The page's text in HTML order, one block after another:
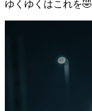
ゆくゆくはこれを🤣